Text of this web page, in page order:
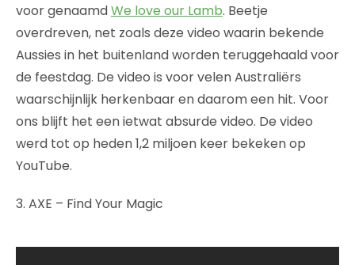
voor genaamdWe love our Lamb. Beetje
overdreven, net zoals deze video waarin bekende
Aussies in het buitenland worden teruggehaald voor
de feestdag. De video is voor velen Australiërs
waarschijnlijk herkenbaar en daarom een hit. Voor
ons blijft het een ietwat absurde video. De video
werd tot op heden 1,2 miljoen keer bekeken op
YouTube.
3. AXE – Find Your Magic